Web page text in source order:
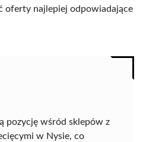
oferty najlepiej odpowiadające
pozycję wśród sklepów z
w Nysie, co